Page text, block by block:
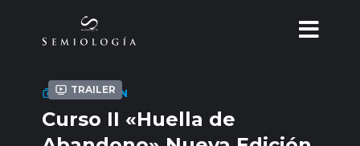
Trailer
COLECCIÓN
Curso II «Huella de